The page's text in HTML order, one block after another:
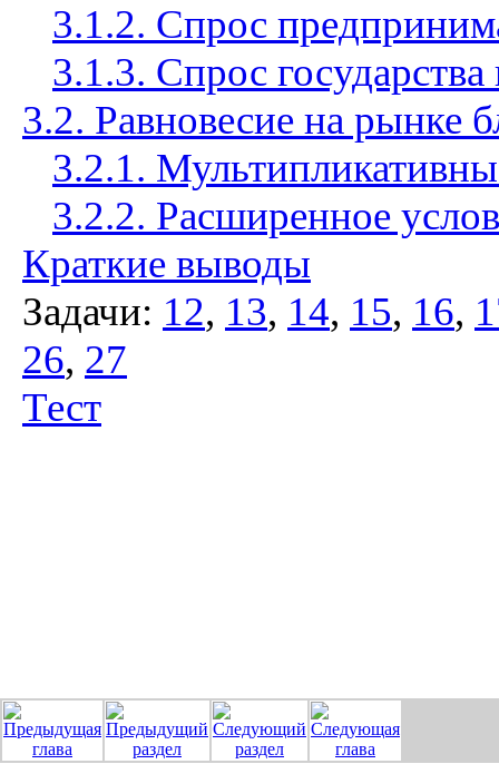
3.1.2. Спрос
3.1.3. Спрос
3.2. Равновесие на рынке
3.2.1.
3.2.2. Расширенное
Краткие выводы
Задачи: 12, 13, 14, 15, 16,
26, 27
Тест